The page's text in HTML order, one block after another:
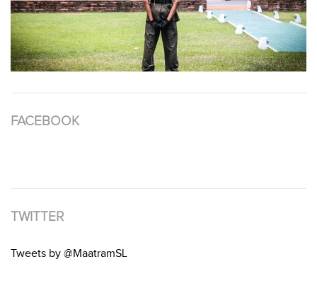
FACEBOOK
TWITTER
Tweets by @MaatramSL